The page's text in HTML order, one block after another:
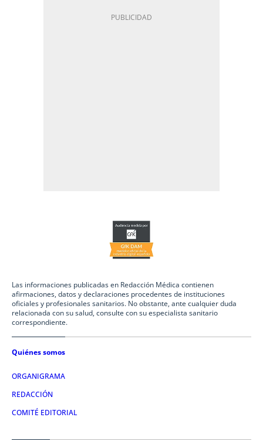
Las informaciones publicadas en Redacción Médica contienen
afirmaciones, datos y declaraciones procedentes de instituciones
oficiales y profesionales sanitarios. No obstante, ante cualquier duda
relacionada con su salud, consulte con su especialista sanitario
correspondiente.
Quiénes somos
ORGANIGRAMA
REDACCIÓN
COMITÉ EDITORIAL